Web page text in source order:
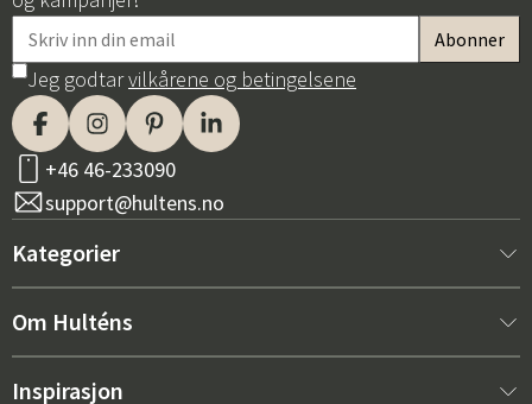
Sverige
Danmark
Norge
Jeg godtarvilkårene og betingelsene
+46 46-233090
support@hultens.no
Kategorier
Nytt hos oss
Om Hulténs
Om Hulténs
Inspirasjon